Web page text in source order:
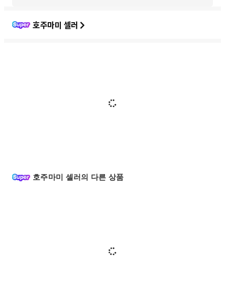
호주마미 셀러
호주마미 셀러의 다른 상품